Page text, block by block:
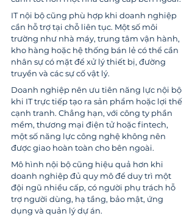
IT nội bộ cũng phù hợp khi doanh nghiệp
cần hỗ trợ tại chỗ liên tục. Một số môi
trường như nhà máy, trung tâm vận hành,
kho hàng hoặc hệ thống bán lẻ có thể cần
nhân sự có mặt để xử lý thiết bị, đường
truyền và các sự cố vật lý.
Doanh nghiệp nên ưu tiên năng lực nội bộ
khi IT trực tiếp tạo ra sản phẩm hoặc lợi thế
cạnh tranh. Chẳng hạn, với công ty phần
mềm, thương mại điện tử hoặc fintech,
một số năng lực công nghệ không nên
được giao hoàn toàn cho bên ngoài.
Mô hình nội bộ cũng hiệu quả hơn khi
doanh nghiệp đủ quy mô để duy trì một
đội ngũ nhiều cấp, có người phụ trách hỗ
trợ người dùng, hạ tầng, bảo mật, ứng
dụng và quản lý dự án.